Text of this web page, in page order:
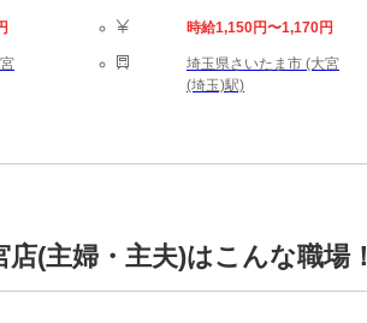
時給1,150円〜1,170円
埼玉県さいたま市 (大宮
(埼玉)駅)
(主婦・主夫)はこんな職場！